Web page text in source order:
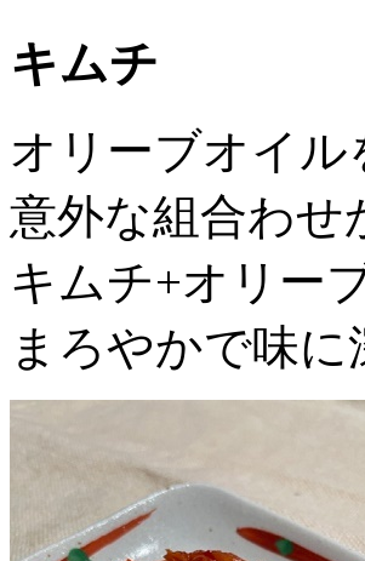
キムチ
オリーブオイ
意外な組合わせ
キムチ+オリー
まろやかで味